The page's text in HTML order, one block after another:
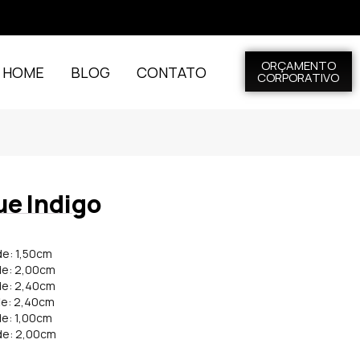
BLOG CONTATO ORÇAMENTO
CORPORATIVO
Indigo
1,50cm
2,00cm
2,40cm
2,40cm
1,00cm
2,00cm